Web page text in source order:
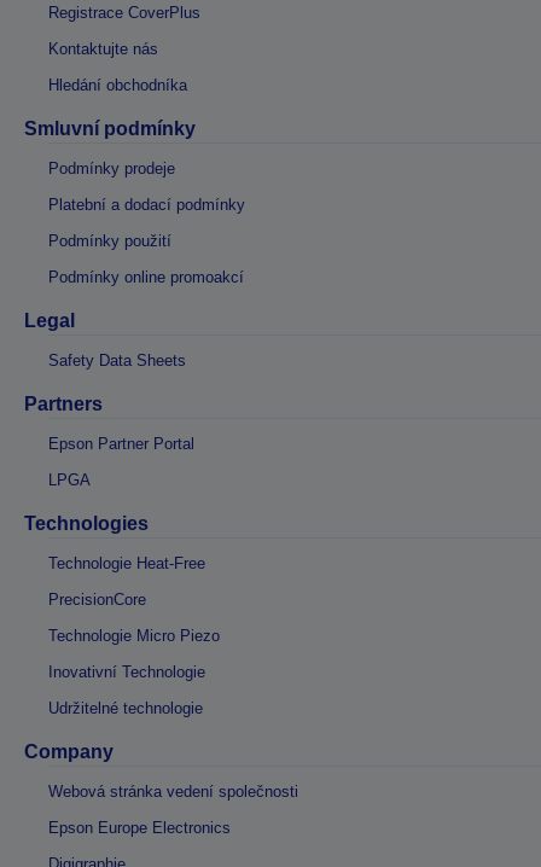
Registrace CoverPlus
Kontaktujte nás
Hledání obchodníka
Smluvní podmínky
Podmínky prodeje
Platební a dodací podmínky
Podmínky použití
Podmínky online promoakcí
Legal
Safety Data Sheets
Partners
Epson Partner Portal
LPGA
Technologies
Technologie Heat-Free
PrecisionCore
Technologie Micro Piezo
Inovativní Technologie
Udržitelné technologie
Company
Webová stránka vedení společnosti
Epson Europe Electronics